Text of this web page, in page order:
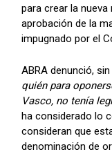
para crear la nueva
aprobación de la
impugnado por el
ABRA denunció,
quién para
Vasco, no tenía
ha considerado lo
consideran que
denominación de